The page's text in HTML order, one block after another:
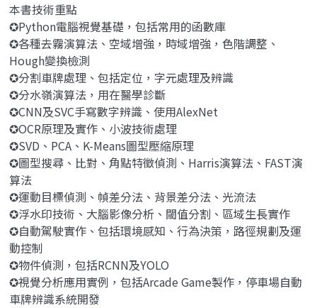
本書技術重點
✪Python電腦視覺基礎，包括常用的函數庫
✪各種去霧演算法、空域增強，時域增強，色階調整、
Hough變換檢測
✪分割車牌處理、包括定位，字元處理及辨識
✪分水嶺演算法，用在醫學診斷
✪CNN及SVC手寫數字辨識、使用AlexNet
✪OCR原理及實作、小波技術處理
✪SVD、PCA、K-Means圖型壓縮原理
✪圖型搜尋、比對、角點特徵偵測、Harris演算法、FAST演
算法
✪運動目標偵測、幀差分法、背景差分法、光流法
✪浮水印技術、大腦影像分析、閾值分割、區域生長實作
✪自動駕駛實作、包括環境感知、行為決策，路徑規劃及運
動控制
✪物件偵測，包括RCNN及YOLO
✪視覺分析應用實例，包括Arcade Game製作，停車場自動
車牌辨識系統開發